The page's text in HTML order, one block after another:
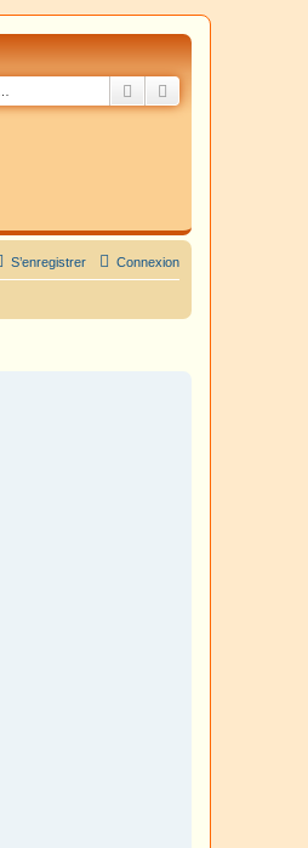
Rechercher
Connexion
S’enregistrer